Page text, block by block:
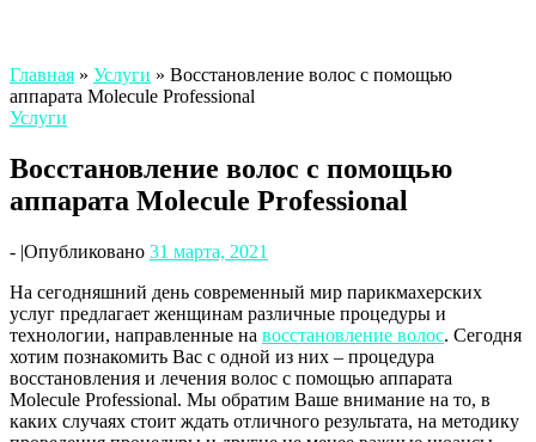
Главная » Услуги » Восстановление волос с помощью
аппарата Molecule Professional
Услуги
Восстановление волос с помощью
аппарата Molecule Professional
- |Опубликовано 31 марта, 2021
На сегодняшний день современный мир парикмахерских
услуг предлагает женщинам различные процедуры и
технологии, направленные на восстановление волос. Сегодня
хотим познакомить Вас с одной из них – процедура
восстановления и лечения волос с помощью аппарата
Molecule Professional. Мы обратим Ваше внимание на то, в
каких случаях стоит ждать отличного результата, на методику